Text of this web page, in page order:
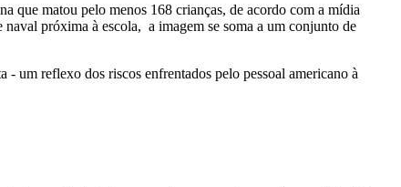
que matou pelo menos 168 crianças, de acordo com a mídia
próxima à escola, a imagem se soma a um conjunto de
um reflexo dos riscos enfrentados pelo pessoal americano à